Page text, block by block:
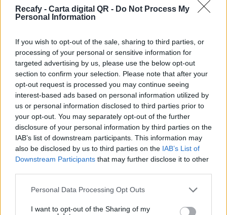
Recafy - Carta digital QR - Do Not Process My
Personal Information
If you wish to opt-out of the sale, sharing to third parties, or
processing of your personal or sensitive information for
targeted advertising by us, please use the below opt-out
section to confirm your selection. Please note that after your
opt-out request is processed you may continue seeing
interest-based ads based on personal information utilized by
us or personal information disclosed to third parties prior to
your opt-out. You may separately opt-out of the further
disclosure of your personal information by third parties on the
IAB’s list of downstream participants. This information may
also be disclosed by us to third parties on the IAB’s List of
Downstream Participants that may further disclose it to other
Please note that this website/app uses one or more Google
not limited to your visit or usage behaviour. You may click to
Personal Data Processing Opt Outs
I want to opt-out of the Sharing of my
allá de un simple pdf, estás en el sitio correcto.
Ofrecemos la solución de digitalización que
Por eso hemos diseñado un sistema capaz de
ayudar a tu negocio a adaptarse a las
circunstancias actuales que nuestro país está
viviendo. Contamos con una carta de servicios
que pueden ayudarte a aminorar las cargas de
trabajo en tu negocio o empresa para que
puedas ofrecer a tus clientes la seguridad y el
apoyo que merecen. Llega la transformación